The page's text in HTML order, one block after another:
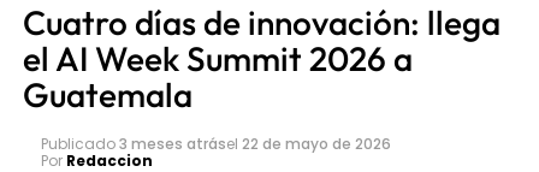
Cuatro días de innovación: llega
el AI Week Summit 2026 a
Guatemala
Publicado3 meses atrásel 22 de mayo de 2026
Por Redaccion